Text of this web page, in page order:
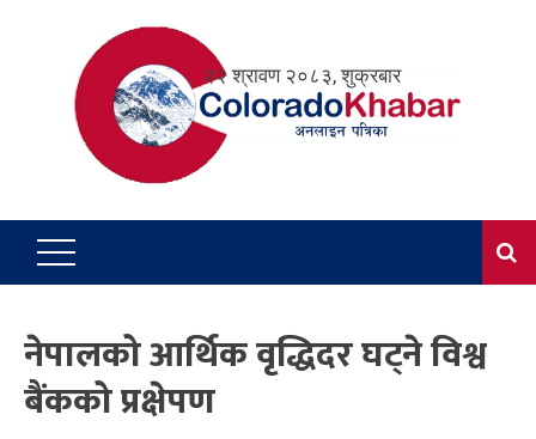
२२ श्रावण २०८३, शुक्रबार
नेपालको आर्थिक वृद्धिदर घट्ने विश्व
बैंकको प्रक्षेपण